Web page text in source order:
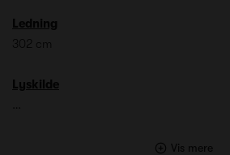
Ledning
302 cm
Lyskilde
Vis mere